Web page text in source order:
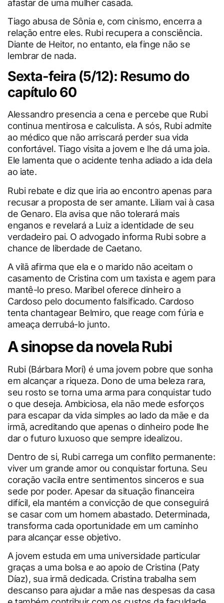
afastar de uma mulher casada.
Tiago abusa de Sônia e, com cinismo, encerra a
relação entre eles. Rubi recupera a consciência.
Diante de Heitor, no entanto, ela finge não se
lembrar de nada.
Sexta-feira (5/12): Resumo do
capítulo 60
Alessandro presencia a cena e percebe que Rubi
continua mentirosa e calculista. A sós, Rubi admite
ao médico que não arriscará perder sua vida
confortável. Tiago visita a jovem e lhe dá uma joia.
Ele lamenta que o acidente tenha adiado a ida dela
ao iate.
Rubi rebate e diz que iria ao encontro apenas para
recusar a proposta de ser amante. Liliam vai à casa
de Genaro. Ela avisa que não tolerará mais
enganos e revelará a Luiz a identidade de seu
verdadeiro pai. O advogado informa Rubi sobre a
chance de liberdade de Caetano.
A vilã afirma que ela e o marido não aceitam o
casamento de Cristina com um taxista e agem para
mantê-lo preso. Maribel oferece dinheiro a
Cardoso pelo documento falsificado. Cardoso
tenta chantagear Belmiro, que reage com fúria e
ameaça derrubá-lo junto.
A sinopse da novela Rubi
Rubi (Bárbara Mori) é uma jovem pobre que sonha
em alcançar a riqueza. Dono de uma beleza rara,
seu rosto se torna uma arma para conquistar tudo
o que deseja. Ambiciosa, ela não mede esforços
para escapar da vida simples ao lado da mãe e da
irmã, acreditando que apenas o dinheiro pode lhe
dar o futuro luxuoso que sempre idealizou.
Dentro de si, Rubi carrega um conflito permanente:
viver um grande amor ou conquistar fortuna. Seu
coração vacila entre sentimentos sinceros e sua
sede por poder. Apesar da situação financeira
difícil, ela mantém a convicção de que conseguirá
se casar com um homem abastado. Determinada,
transforma cada oportunidade em um caminho
para alcançar esse objetivo.
A jovem estuda em uma universidade particular
graças a uma bolsa e ao apoio de Cristina (Paty
Díaz), sua irmã dedicada. Cristina trabalha sem
descanso para ajudar a mãe nas despesas da casa